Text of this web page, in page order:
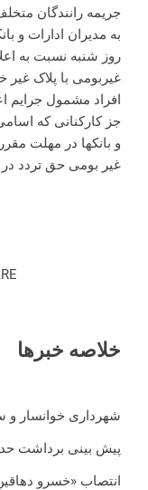
جریمه رانندگان
روز شنبه نسبت به
غیربومی با پلاک غیر
افراد مشمول جرایم
جز کارکنانی که
و بانکها در مهلت
غیر بومی حق تردد در
خلاصه خبرها
شهرداری خوانسار و
پیش بینی برداشت
انتصاب «خسرو